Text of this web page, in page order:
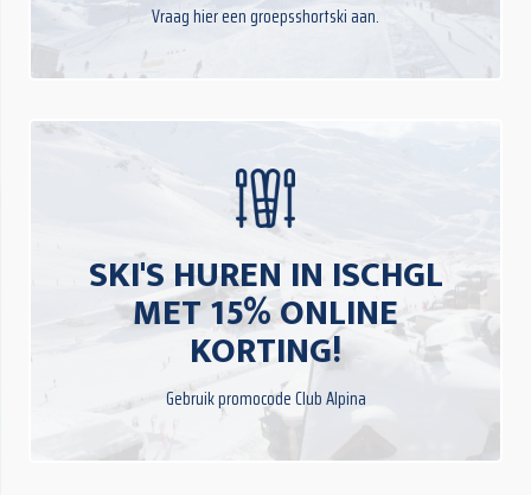
Vraag hier een groepsshortski aan.
SKI'S HUREN IN ISCHGL
MET 15% ONLINE
KORTING!
Gebruik promocode Club Alpina